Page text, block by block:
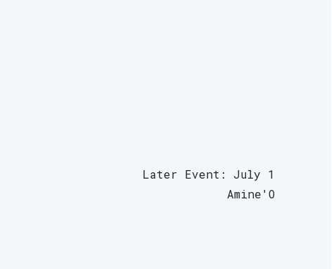
Later Event: July 1
Amine'O